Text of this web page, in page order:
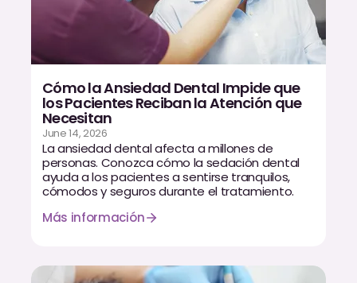
Dr. Jared Gibbons
Dr. Allen Newman
Dr. Marco Casco
Solicitar una Cita
Cómo la Ansiedad Dental Impide que
los Pacientes Reciban la Atención que
Necesitan
June 14, 2026
La ansiedad dental afecta a millones de
personas. Conozca cómo la sedación dental
ayuda a los pacientes a sentirse tranquilos,
cómodos y seguros durante el tratamiento.
Más información